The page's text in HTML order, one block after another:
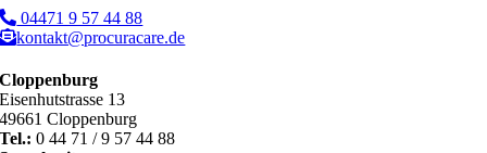
04471 9 57 44 88
kontakt@procuracare.de
Cloppenburg
Eisenhutstrasse 13
49661 Cloppenburg
Tel.: 0 44 71 / 9 57 44 88